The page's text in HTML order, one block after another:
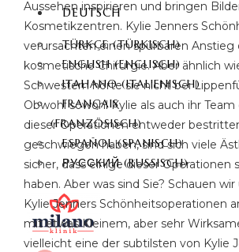
DEUTSCH
TÜRKÇE(TÜRKISCH)
ENGLISH(ENGLISCH)
ITALIANO(ITALIENISCH)
FRANÇAIS
(FRANZÖSISCH)
ESPAÑOL(SPANISCH)
РУССКИЙ(RUSSISCH)
Aussehen inspirieren und bringen
Kosmetikzentren. Kylie Jenners
verursachten einen spürbaren Anstieg
kosmetische Chirurgie. Aber ähnlich
Schwestern hörte sie nicht bei
Obwohl sowohl Kylie als auch ihr
dieser Operationen entweder
geschwiegen haben, sind sich viele
sicher, dass einige dieser
haben. Aber was sind Sie? Schauen
Kylie Jenners Schönheitsoperationen
mit etwas Kleinem, aber sehr
vielleicht eine der subtilsten von Kylie